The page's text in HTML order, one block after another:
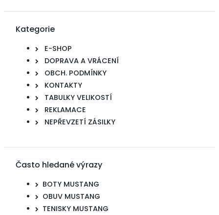
Kategorie
E-SHOP
DOPRAVA A VRÁCENÍ
OBCH. PODMÍNKY
KONTAKTY
TABULKY VELIKOSTÍ
REKLAMACE
NEPŘEVZETÍ ZÁSILKY
Často hledané výrazy
BOTY MUSTANG
OBUV MUSTANG
TENISKY MUSTANG